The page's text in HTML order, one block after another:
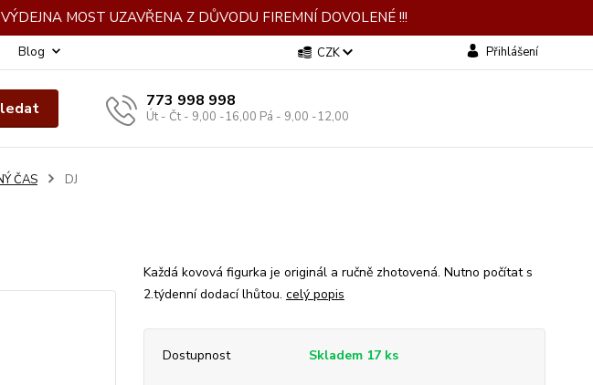
MOST UZAVŘENA Z DŮVODU FIREMNÍ DOVOLENÉ !!!
Blog CZK Přihlášení
773 998 998
Út - Čt - 9,00 -16,00 Pá - 9,00 -12,00
ČAS DJ
Každá kovová figurka je originál a ručně zhotovená. Nutno počítat s
2.týdenní dodací lhůtou. celý popis
Dostupnost Skladem 17 ks